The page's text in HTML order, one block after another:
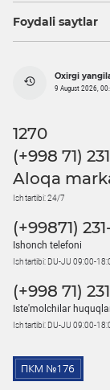
Foydali saytlar
Oxirgi
9 August 2026,
1270
(+998 71)
Aloqa
Ish tartibi: 24/7
(+99871)
Ishonch telefoni
Ish tartibi: DU-JU 09:00-
(+998 71)
Iste'molchilar
Ish tartibi: DU-JU 09:00-